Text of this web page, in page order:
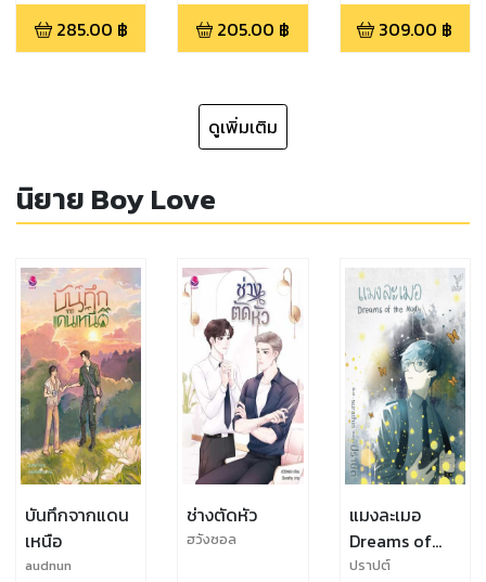
285.00 ฿ 205.00 ฿ 309.00 ฿
ดูเพิ่มเติม
นิยาย Boy Love
บันทึกจากแดน
เหนือ
audnun
ช่างตัดหัว
ฮวังซอล
แมงละเมอ
Dreams of
the Mayfly
ปราปต์